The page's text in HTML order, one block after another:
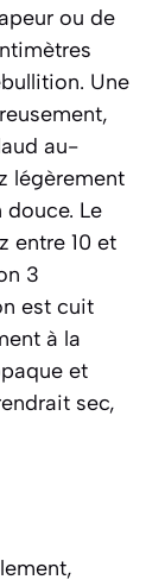
ou de
Une
au-
légèrement
Le
entre 10 et
3
est cuit
à la
et
sec,